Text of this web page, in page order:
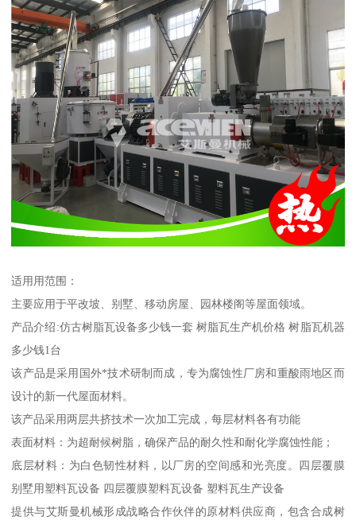
适用用范围：
主要应用于平改坡、别墅、移动房屋、园林楼阁等屋面领域。
产品介绍:仿古树脂瓦设备多少钱一套 树脂瓦生产机价格 树脂瓦机器
多少钱1台
该产品是采用国外*技术研制而成，专为腐蚀性厂房和重酸雨地区而
设计的新一代屋面材料。
该产品采用两层共挤技术一次加工完成，每层材料各有功能
表面材料：为超耐候树脂，确保产品的耐久性和耐化学腐蚀性能；
底层材料：为白色韧性材料，以厂房的空间感和光亮度。四层覆膜
别墅用塑料瓦设备 四层覆膜塑料瓦设备 塑料瓦生产设备
提供与艾斯曼机械形成战略合作伙伴的原材料供应商，包含合成树